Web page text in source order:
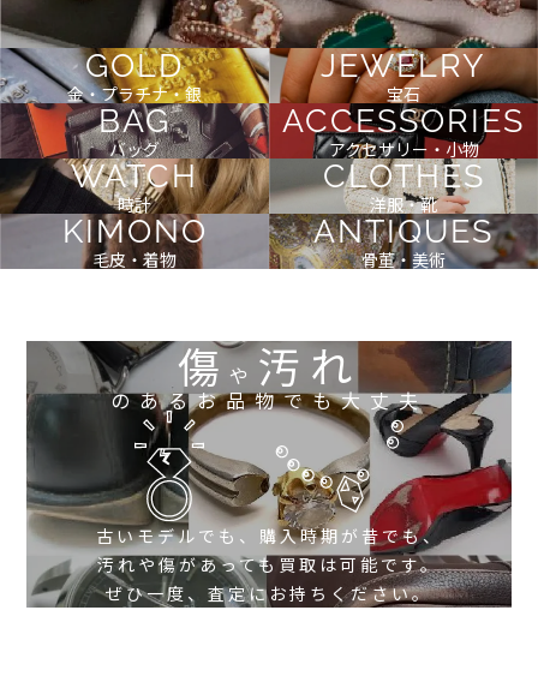
GOLD
金・プラチナ・銀
JEWELRY
宝石
BAG
バッグ
ACCESSORIES
アクセサリー・小物
WATCH
時計
CLOTHES
洋服・靴
KIMONO
毛皮・着物
ANTIQUES
骨董・美術
傷や 汚れ
のあるお品物でも大丈夫
古いモデルでも、購入時期が昔でも、
汚れや傷があっても買取は可能です。
ぜひ一度、査定にお持ちください。